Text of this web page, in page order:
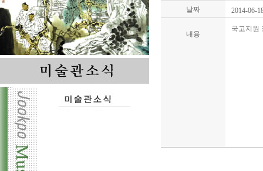
날짜
2014-06-
내용
국고지원